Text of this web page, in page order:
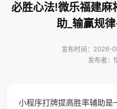
必胜心法!微乐福建麻
助_输赢规
发布时间：2026-
发布者：
小程序打牌提高胜率辅助是